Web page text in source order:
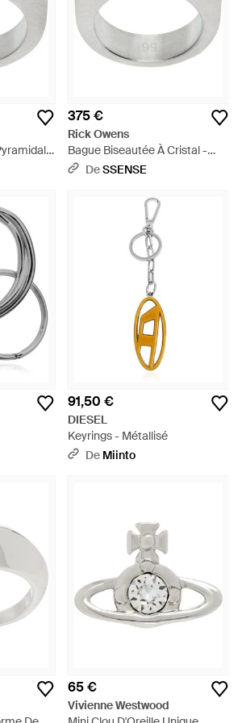
-
375 €
Rick Owens
Bague Biseautée À Cristal -
Métallisé
DeSSENSE
91,50 €
DIESEL
Keyrings - Métallisé
De Miinto
65 €
Vivienne Westwood